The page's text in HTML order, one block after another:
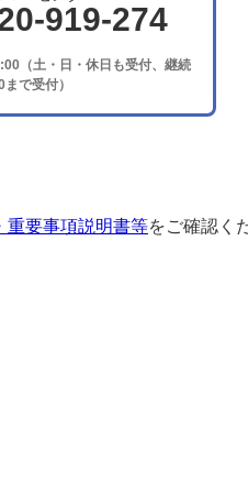
919-274
（土・日・休日も受付、継続
で受付）
重要事項説明書等をご確認く